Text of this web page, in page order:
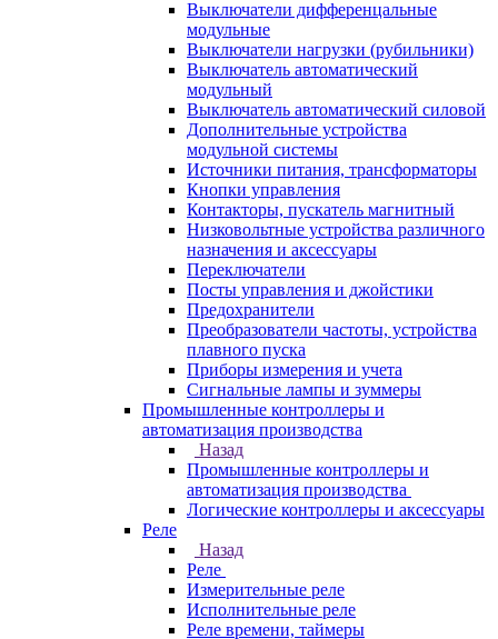
Выключатели дифференцальные
модульные
Выключатели нагрузки (рубильники)
Выключатель автоматический
модульный
Выключатель автоматический силовой
Дополнительные устройства
модульной системы
Источники питания, трансформаторы
Кнопки управления
Контакторы, пускатель магнитный
Низковольтные устройства различного
назначения и аксессуары
Переключатели
Посты управления и джойстики
Предохранители
Преобразователи частоты, устройства
плавного пуска
Приборы измерения и учета
Сигнальные лампы и зуммеры
Промышленные контроллеры и
автоматизация производства
Назад
Промышленные контроллеры и
автоматизация производства
Логические контроллеры и аксессуары
Реле
Назад
Реле
Измерительные реле
Исполнительные реле
Реле времени, таймеры